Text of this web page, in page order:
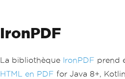
IronPDF
La bibliothèque IronPDF prend
HTML en PDF for Java 8+,